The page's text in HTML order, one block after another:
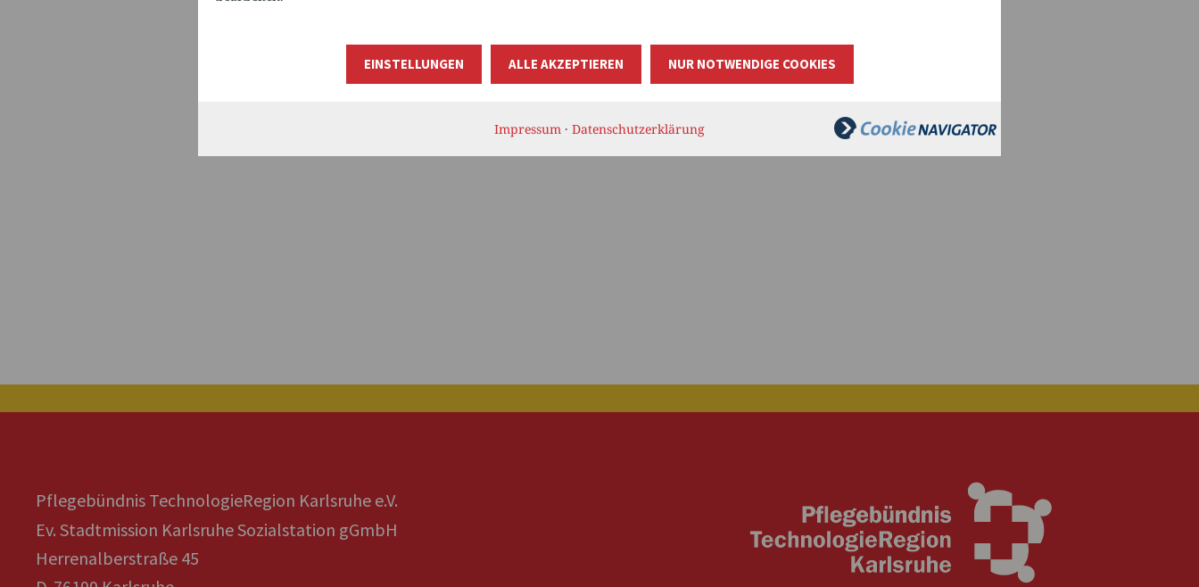
EINSTELLUNGEN ALLE AKZEPTIEREN NUR NOTWENDIGE COOKIES
Impressum · Datenschutzerklärung
ZURÜCK
Pflegebündnis TechnologieRegion Karlsruhe e.V.
Ev. Stadtmission Karlsruhe Sozialstation gGmbH
Herrenalberstraße 45